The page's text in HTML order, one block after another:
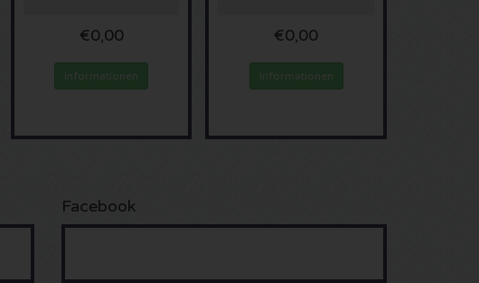
€0,00
Informationen
€0,00
Informationen
Facebook